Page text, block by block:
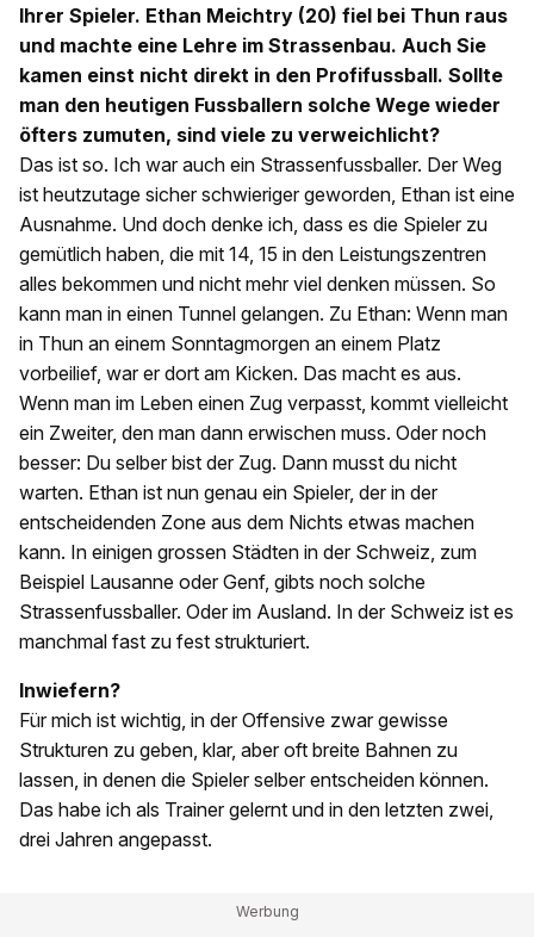
Ihrer Spieler. Ethan Meichtry (20) fiel bei Thun raus
und machte eine Lehre im Strassenbau. Auch Sie
kamen einst nicht direkt in den Profifussball. Sollte
man den heutigen Fussballern solche Wege wieder
öfters zumuten, sind viele zu verweichlicht?
Das ist so. Ich war auch ein Strassenfussballer. Der Weg
ist heutzutage sicher schwieriger geworden, Ethan ist eine
Ausnahme. Und doch denke ich, dass es die Spieler zu
gemütlich haben, die mit 14, 15 in den Leistungszentren
alles bekommen und nicht mehr viel denken müssen. So
kann man in einen Tunnel gelangen. Zu Ethan: Wenn man
in Thun an einem Sonntagmorgen an einem Platz
vorbeilief, war er dort am Kicken. Das macht es aus.
Wenn man im Leben einen Zug verpasst, kommt vielleicht
ein Zweiter, den man dann erwischen muss. Oder noch
besser: Du selber bist der Zug. Dann musst du nicht
warten. Ethan ist nun genau ein Spieler, der in der
entscheidenden Zone aus dem Nichts etwas machen
kann. In einigen grossen Städten in der Schweiz, zum
Beispiel Lausanne oder Genf, gibts noch solche
Strassenfussballer. Oder im Ausland. In der Schweiz ist es
manchmal fast zu fest strukturiert.
Inwiefern?
Für mich ist wichtig, in der Offensive zwar gewisse
Strukturen zu geben, klar, aber oft breite Bahnen zu
lassen, in denen die Spieler selber entscheiden können.
Das habe ich als Trainer gelernt und in den letzten zwei,
drei Jahren angepasst.